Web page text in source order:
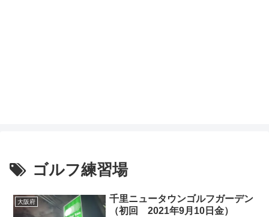
ゴルフ練習場
大阪府
千里ニュータウンゴルフガーデン
（初回 2021年9月10日金）